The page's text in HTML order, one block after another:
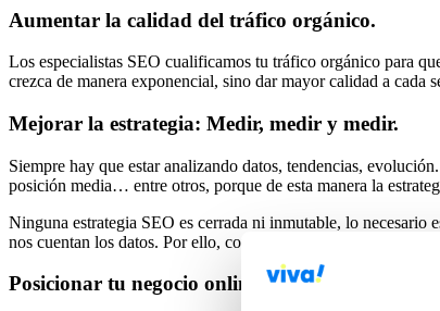
Aumentar la calidad del tráfico orgánico.
Los especialistas SEO cualificamos tu tráfico orgánico para
crezca de manera exponencial, sino dar mayor calidad a cada
Mejorar la estrategia: Medir, medir y medir.
Siempre hay que estar analizando datos, tendencias,
posición media… entre otros, porque de esta manera la
Ninguna estrategia SEO es cerrada ni inmutable, lo necesario
nos cuentan los datos. Por ello, contar con un perfil analítico
Posicionar tu negocio online en Google